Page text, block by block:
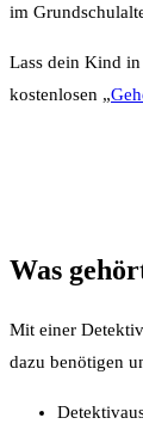
im
Lass dein Kind
kostenlosen „
Was
Mit einer
dazu benötigen